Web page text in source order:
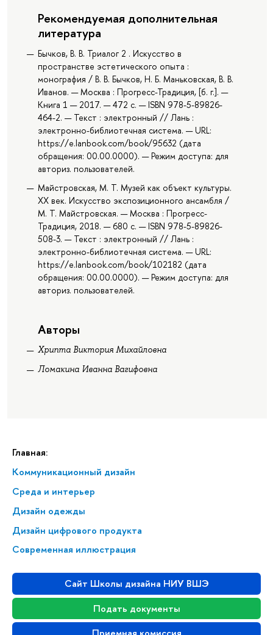
Главная:
Коммуникационный дизайн
Среда и интерьер
Дизайн одежды
Дизайн цифрового продукта
Современная иллюстрация
Сайт Школы дизайна НИУ ВШЭ
Подать документы
Рекомендуемая дополнительная
литература
Бычков, В. В. Триалог 2 . Искусство в
пространстве эстетического опыта :
монография / В. В. Бычков, Н. Б. Маньковская, В. В.
Иванов. — Москва : Прогресс-Традиция, [б. г.]. —
Книга 1 — 2017. — 472 с. — ISBN 978-5-89826-
464-2. — Текст : электронный // Лань :
электронно-библиотечная система. — URL:
https://e.lanbook.com/book/95632 (дата
обращения: 00.00.0000). — Режим доступа: для
авториз. пользователей.
Майстровская, М. Т. Музей как объект культуры.
XX век. Искусство экспозиционного ансамбля /
М. Т. Майстровская. — Москва : Прогресс-
Традиция, 2018. — 680 с. — ISBN 978-5-89826-
508-3. — Текст : электронный // Лань :
электронно-библиотечная система. — URL:
https://e.lanbook.com/book/102182 (дата
обращения: 00.00.0000). — Режим доступа: для
авториз. пользователей.
Авторы
Хрипта Виктория Михайловна
Ломакина Иванна Вагифовна